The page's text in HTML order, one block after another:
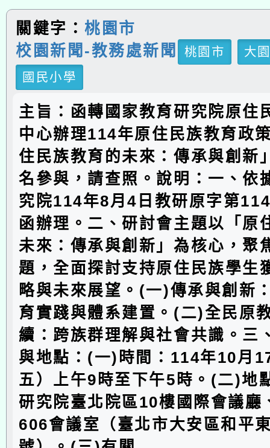
關鍵字：桃園市
校園新聞-教務處新聞
桃園市
大
國民小學
主旨：函轉國家教育研究院原住
中心辦理114年原住民族教育政
住民族教育的未來：傳承與創新
名參與，請查照。說明：一、依
究院114年8月4日教研原字第
函辦理。二、研討會主題以「原
未來：傳承與創新」為核心，聚
題，全面探討支持原住民族學生
略與未來展望。(一)傳承與創新
育實踐與體系建置。(二)全民原
續：跨族群理解與社會共識。三
與地點：(一)時間：114年10月
五）上午9時至下午5時。(二)地
研究院臺北院區10樓國際會議廳
606會議室（臺北市大安區和平